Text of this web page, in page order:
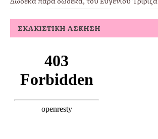
ΣΚΑΚΙΣΤΙΚΉ ΆΣΚΗΣΗ